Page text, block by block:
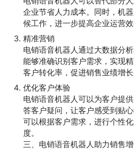
企业节省人力成本。同时，机
候工作，进一步提高企业运营效
精准营销
电销语音机器人通过大数据分
能够准确识别客户需求，实现
客户转化率，促进销售业绩增长
优化客户体验
电销语音机器人可以为客户提
答客户疑问，让客户感受到贴
可以根据客户需求，进行个性
度。
三、电销语音机器人助力销售